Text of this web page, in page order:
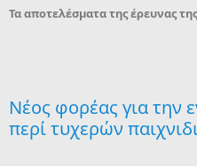
Τα αποτελέσματα της έρευνας της
Nέος φορέας για την
περί τυχερών